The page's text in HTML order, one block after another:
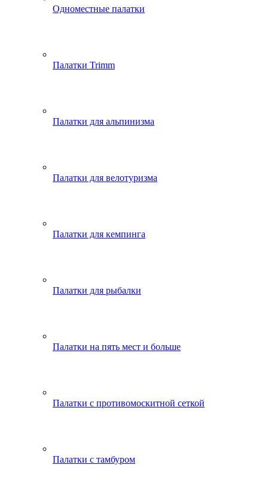
Одноместные палатки
Палатки Trimm
Палатки для альпинизма
Палатки для велотуризма
Палатки для кемпинга
Палатки для рыбалки
Палатки на пять мест и больше
Палатки с противомоскитной сеткой
Палатки с тамбуром